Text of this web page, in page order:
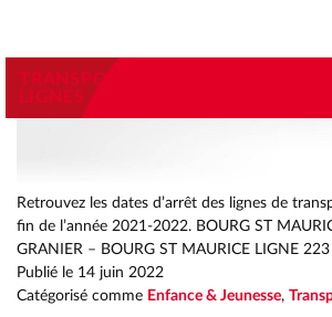
TRANSPORTS SCOLAIRES DATES
LIGNES
Retrouvez les dates d’arrêt des lignes de
fin de l’année 2021-2022. BOURG ST
GRANIER – BOURG ST MAURICE LIGNE
Publié le 14 juin 2022
Catégorisé comme Enfance & Jeunesse,